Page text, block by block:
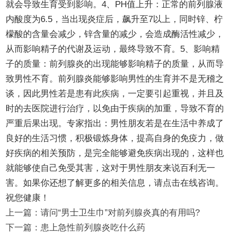
就会导致生育受到影响。4、PH值上升：正常的前列腺液
内酸度为6.5，当出现炎症后，飙升至7以上，同时锌、柠
檬酸的含量会减少，锌含量的减少，会造成酶活性减少，
从而影响精子的代谢及运动，最终导致不育。5、影响精
子的质量：前列腺炎的出现能够影响精子的质量，从而导
致男性不育。前列腺炎能够影响男性的生育并不是无稽之
谈，因此男性若是患有此疾病，一定要引起重视，并且及
时的去医院进行治疗，以免由于疾病的加重，导致不育的
严重后果出现。专家指出：男性朋友若是在生活中养成了
良好的生活习惯，积极锻炼身体，提高自身的免疫力，做
好疾病的相关预防，是完全能够避免疾病出现的，这样也
就能够使自己免受其害，这对于男性朋友来说百利无一
害。如果你还想了解更多的相关信息，请点击在线咨询。
祝您健康！
上一篇： 请问“男士卫生巾”对前列腺炎真的有用吗?
下一篇： 患上急性前列腺炎吃什么药